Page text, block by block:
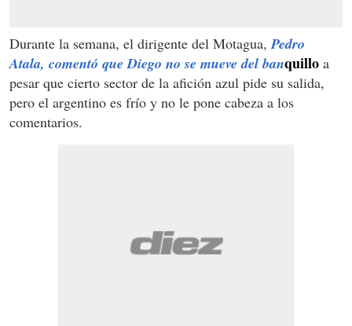
Durante la semana, el dirigente del Motagua, Pedro
Atala, comentó que Diego no se mueve del banquillo a
pesar que cierto sector de la afición azul pide su salida,
pero el argentino es frío y no le pone cabeza a los
comentarios.